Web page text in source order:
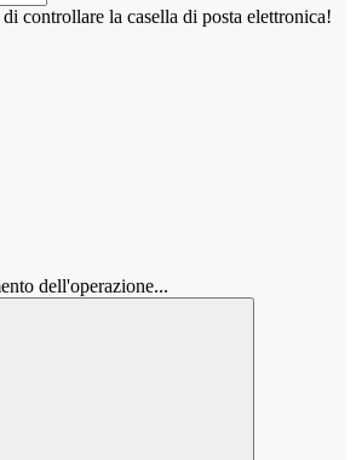
controllare la casella di posta elettronica!
dell'operazione...